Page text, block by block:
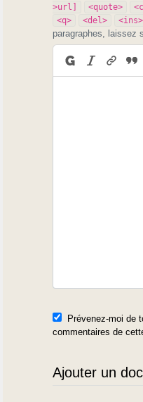
>url]
<quote>
<q> <del> <ins>
paragraphes, laissez
Prévenez-moi de
commentaires de
Ajouter un